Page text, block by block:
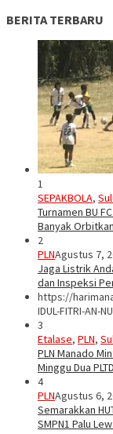
BERITA TERBARU
1
SEPAKBOLA,
Turnamen BU
Banyak
2
PLNAgustus 7,
Jaga Listrik
dan Inspeksi
https://
IDUL-FITRI-AN-
3
Etalase, PLN,
PLN Manado
Minggu Dua
4
PLNAgustus 6,
Semarakkan
SMPN1 Palu